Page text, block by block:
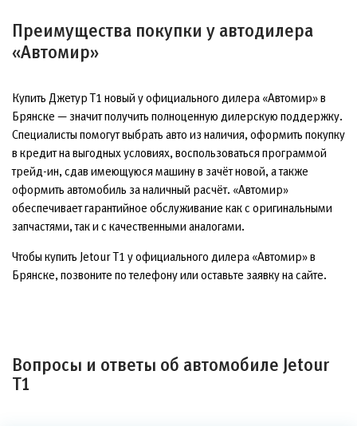
Преимущества покупки у автодилера
«Автомир»
Купить Джетур Т1 новый у официального дилера «Автомир» в
Брянске — значит получить полноценную дилерскую поддержку.
Специалисты помогут выбрать авто из наличия, оформить покупку
в кредит на выгодных условиях, воспользоваться программой
трейд-ин, сдав имеющуюся машину в зачёт новой, а также
оформить автомобиль за наличный расчёт. «Автомир»
обеспечивает гарантийное обслуживание как с оригинальными
запчастями, так и с качественными аналогами.
Чтобы купить Jetour T1 у официального дилера «Автомир» в
Брянске, позвоните по телефону или оставьте заявку на сайте.
Вопросы и ответы об автомобиле Jetour
T1